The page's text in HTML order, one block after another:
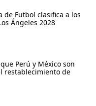
de Futbol clasifica a los
Ángeles 2028
Perú y México son
restablecimiento de